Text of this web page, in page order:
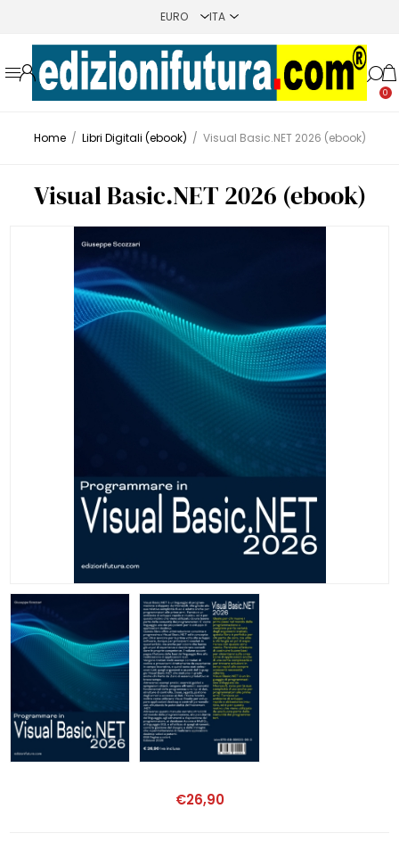
0
Home / Libri Digitali (ebook) / Visual Basic.NET 2026 (ebook)
Visual Basic.NET 2026 (ebook)
€26,90